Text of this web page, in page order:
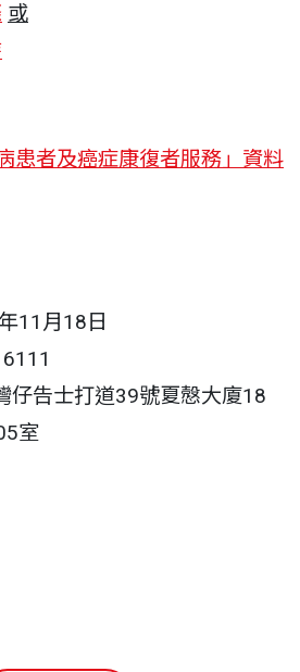
或
患者及癌症康復者服務」資料
11月18日
仔告士打道39號夏慤大廈18
室